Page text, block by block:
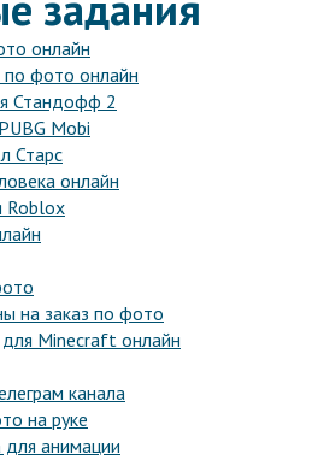
онлайн
по фото онлайн
Стандофф 2
Mobi
Старс
онлайн
Roblox
на заказ по фото
для Minecraft онлайн
канала
на руке
для анимации